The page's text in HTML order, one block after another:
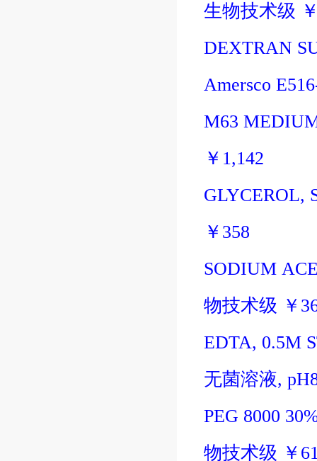
生物技术级
DEXTRAN
Amersco
M63
￥ 1,142
GLYCEROL,
￥ 358
SODIUM
物技术级 ￥
EDTA, 0.5M
无菌溶液,
PEG 8000
物技术级 ￥